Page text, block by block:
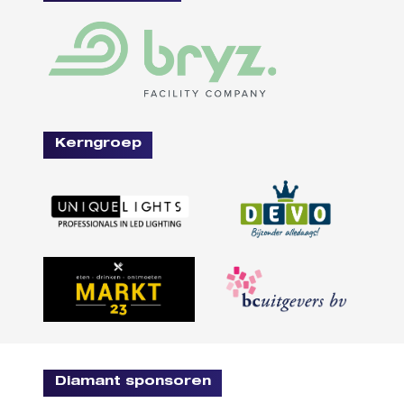
Kerngroep
Diamant sponsoren